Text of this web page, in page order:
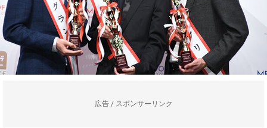
広告 / スポンサーリンク